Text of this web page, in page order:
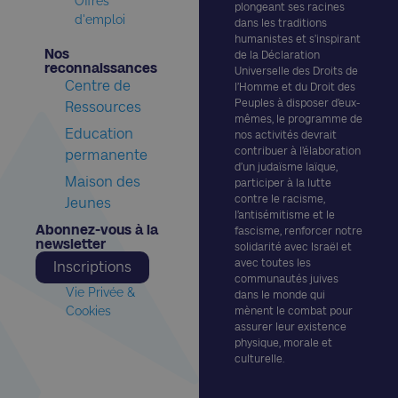
plongeant ses racines
dans les traditions
humanistes et s’inspirant
de la Déclaration
Universelle des Droits de
l’Homme et du Droit des
Peuples à disposer d’eux-
mêmes, le programme de
nos activités devrait
contribuer à l’élaboration
d’un judaïsme laïque,
participer à la lutte
contre le racisme,
l’antisémitisme et le
fascisme, renforcer notre
solidarité avec Israël et
avec toutes les
communautés juives
dans le monde qui
mènent le combat pour
assurer leur existence
physique, morale et
culturelle.
d'emploi
Nos
reconnaissances​
Centre de
Ressources
Education
permanente
Maison des
Jeunes
Abonnez-vous à la
newsletter​
Inscriptions
Vie Privée &
Cookies